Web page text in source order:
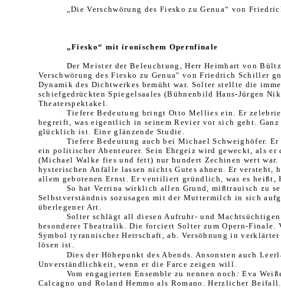
„Die Verschwörung des Fiesko zu Genua“ von
„Fiesko“ mit ironischem Opernfinale
Der Meister der Beleuchtung, Herr Heimhart von
Verschwörung des Fiesko zu Genua" von Friedrich Schiller
Dynamik des Dichtwerkes bemüht war. Solter stellte die
schiefgedrückten Spiegelsaales (Bühnenbild Hans-Jürgen
Theaterspektakel.
Tiefere Bedeutung bringt Otto Mellies ein. Er
begreift, was eigentlich in seinem Revier vor sich geht.
glücklich ist. Eine glänzende Studie.
Tiefere Bedeutung auch bei Michael Schweighöfer.
ein politischer Abenteurer. Sein Ehrgeiz wird geweckt, als
(Michael Walke fies und fett) nur hundert Zechinen wert
hysterischen Anfälle lassen nichts Gutes ahnen. Er
allem gebotenen Ernst. Er ventiliert gründlich, was es heißt,
So hat Verrina wirklich allen Grund, mißtrauisch zu
Selbstverständnis sozusagen mit der Muttermilch in sich
überlegener Art.
Solter schlägt all diesen Aufruhr- und
besonderer Theatralik. Die forciert Solter zum Opern-
Symbol tyrannischer Herrschaft, ab. Versöhnung in
lösen ist.
Dies der Höhepunkt des Abends. Ansonsten auch
Unverständlichkeit, wenn er die Farce zeigen will.
Vom engagierten Ensemble zu nennen noch: Eva
Calcagno und Roland Hemmo als Romano. Herzlicher Beifall.